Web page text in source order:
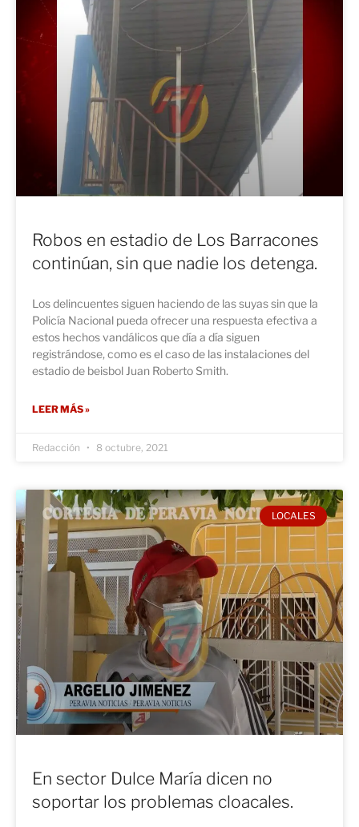
Robos en estadio de Los Barracones
continúan, sin que nadie los detenga.
Los delincuentes siguen haciendo de las suyas sin que la
Policía Nacional pueda ofrecer una respuesta efectiva a
estos hechos vandálicos que día a día siguen
registrándose, como es el caso de las instalaciones del
estadio de beisbol Juan Roberto Smith.
LEER MÁS »
Redacción 8 octubre, 2021
LOCALES
En sector Dulce María dicen no
soportar los problemas cloacales.